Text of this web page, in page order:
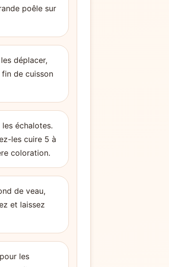
poêle sur
déplacer,
fin de cuisson
échalotes.
les cuire 5 à
coloration.
de veau,
et laissez
les